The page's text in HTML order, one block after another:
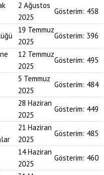
2 Ağustos
2025
Gösterim: 458
19 Temmuz
2025
Gösterim: 396
12 Temmuz
2025
Gösterim: 495
5 Temmuz
2025
Gösterim: 484
28 Haziran
2025
Gösterim: 449
21 Haziran
2025
Gösterim: 485
14 Haziran
2025
Gösterim: 460